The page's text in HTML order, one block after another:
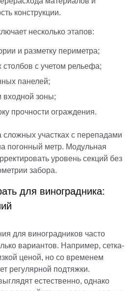
конструкции.
несколько этапов:
и разметку периметра;
столбов с учетом рельефа;
панелей;
входной зоны;
прочности ограждения.
участках с перепадами
погонный метр. Модульная
уровень секций без
забора.
для виноградника:
для виноградников часто
вариантов. Например, сетка-
ценой, но со временем
регулярной подтяжки.
естественно, однако